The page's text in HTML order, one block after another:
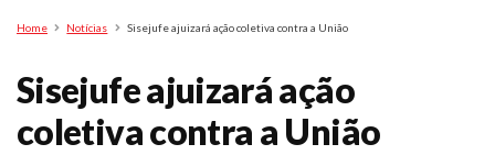
Pesquisa
Home Notícias Sisejufe ajuizará ação coletiva contra a União
Sisejufe ajuizará ação
coletiva contra a União
Diretoria
O Sindicato
Agenda